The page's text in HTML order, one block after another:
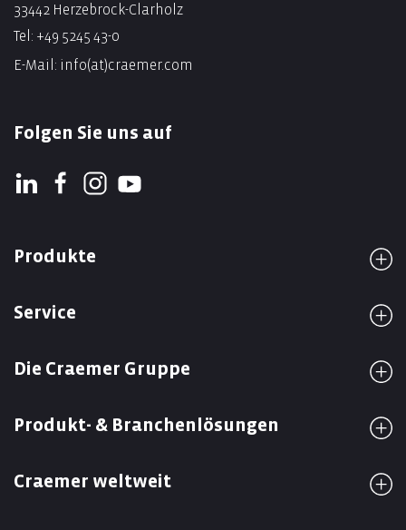
33442 Herzebrock-Clarholz
Tel: +49 5245 43-0
E-Mail: info(at)craemer.com
Folgen Sie uns auf
Produkte
Service
Die Craemer Gruppe
Produkt- & Branchenlösungen
Craemer weltweit